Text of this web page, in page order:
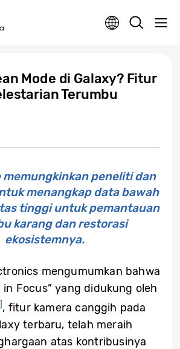
Mode di Galaxy? Fitur
Terumbu
memungkinkan peneliti dan
menangkap data bawah
tinggi untuk pemantauan
karang dan restorasi
ekosistemnya.
mengumumkan bahwa
in Focus” yang didukung oleh
, fitur kamera canggih pada
terbaru, telah meraih
atas kontribusinya